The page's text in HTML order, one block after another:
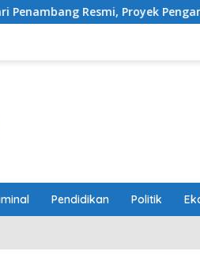
Proyek Pengaman Pantai
Pendidikan Politik